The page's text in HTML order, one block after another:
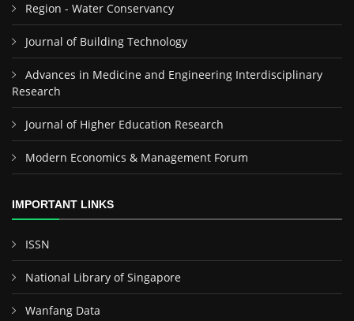
Region - Water Conservancy
Journal of Building Technology
Advances in Medicine and Engineering Interdisciplinary
Research
Journal of Higher Education Research
Modern Economics & Management Forum
IMPORTANT LINKS
ISSN
National Library of Singapore
Wanfang Data